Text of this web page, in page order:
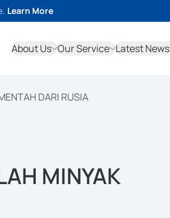
Learn More
About Us Our Service Latest News
DARI RUSIA
MINYAK